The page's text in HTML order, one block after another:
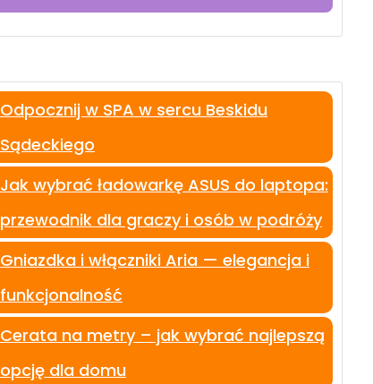
Odpocznij w SPA w sercu Beskidu
Sądeckiego
Jak wybrać ładowarkę ASUS do laptopa:
przewodnik dla graczy i osób w podróży
Gniazdka i włączniki Aria — elegancja i
funkcjonalność
Cerata na metry – jak wybrać najlepszą
opcję dla domu